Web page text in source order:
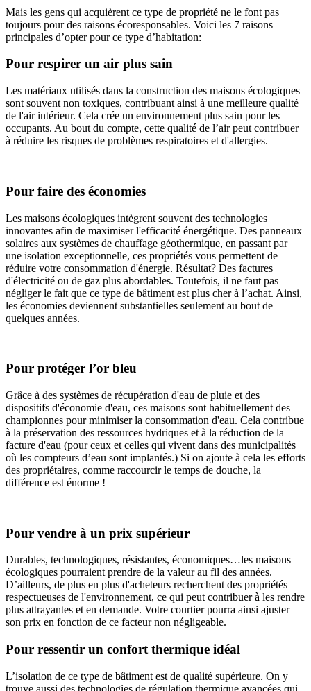
Mais les gens qui acquièrent ce type de propriété ne le font pas
toujours pour des raisons écoresponsables. Voici les 7 raisons
principales d’opter pour ce type d’habitation:
Pour respirer un air plus sain
Les matériaux utilisés dans la construction des maisons écologiques
sont souvent non toxiques, contribuant ainsi à une meilleure qualité
de l'air intérieur. Cela crée un environnement plus sain pour les
occupants. Au bout du compte, cette qualité de l’air peut contribuer
à réduire les risques de problèmes respiratoires et d'allergies.
Pour faire des économies
Les maisons écologiques intègrent souvent des technologies
innovantes afin de maximiser l'efficacité énergétique. Des panneaux
solaires aux systèmes de chauffage géothermique, en passant par
une isolation exceptionnelle, ces propriétés vous permettent de
réduire votre consommation d'énergie. Résultat? Des factures
d'électricité ou de gaz plus abordables. Toutefois, il ne faut pas
négliger le fait que ce type de bâtiment est plus cher à l’achat. Ainsi,
les économies deviennent substantielles seulement au bout de
quelques années.
Pour protéger l’or bleu
Grâce à des systèmes de récupération d'eau de pluie et des
dispositifs d'économie d'eau, ces maisons sont habituellement des
championnes pour minimiser la consommation d'eau. Cela contribue
à la préservation des ressources hydriques et à la réduction de la
facture d'eau (pour ceux et celles qui vivent dans des municipalités
où les compteurs d’eau sont implantés.) Si on ajoute à cela les efforts
des propriétaires, comme raccourcir le temps de douche, la
différence est énorme !
Pour vendre à un prix supérieur
Durables, technologiques, résistantes, économiques…les maisons
écologiques pourraient prendre de la valeur au fil des années.
D’ailleurs, de plus en plus d'acheteurs recherchent des propriétés
respectueuses de l'environnement, ce qui peut contribuer à les rendre
plus attrayantes et en demande. Votre courtier pourra ainsi ajuster
son prix en fonction de ce facteur non négligeable.
Pour ressentir un confort thermique idéal
L’isolation de ce type de bâtiment est de qualité supérieure. On y
trouve aussi des technologies de régulation thermique avancées qui